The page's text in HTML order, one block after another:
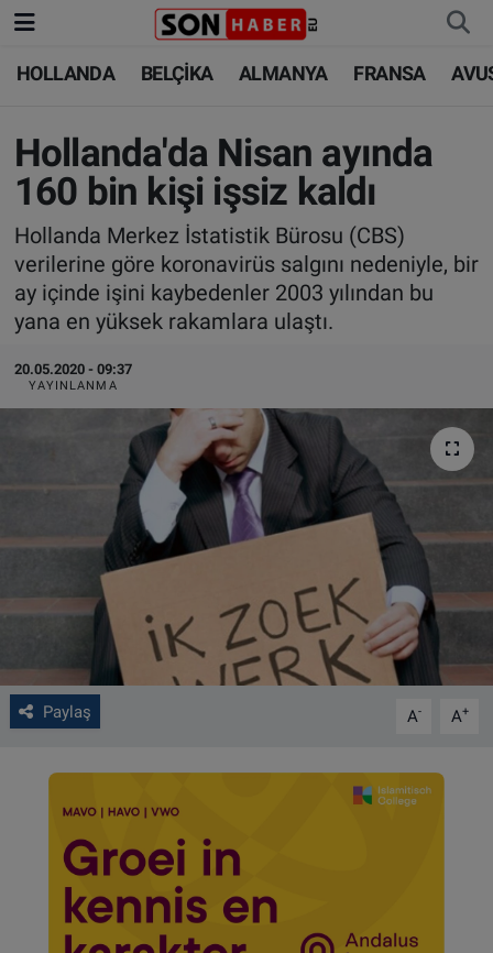
HOLLANDA BELÇİKA ALMANYA FRANSA
Hollanda'da Nisan ayında
160 bin kişi işsiz kaldı
Hollanda Merkez İstatistik Bürosu (CBS)
verilerine göre koronavirüs salgını nedeniyle, bir
ay içinde işini kaybedenler 2003 yılından bu
yana en yüksek rakamlara ulaştı.
20.05.2020 - 09:37
YAYINLANMA
Paylaş A- A+
HOLLANDA
BELÇİKA
ALMANYA
FRANSA
AVUSTURYA
SAĞLIK - YAŞAM
BİLİM-TEKNOLOJİ
HOLLANDA
BELÇİKA
ALMANYA
TÜRKİYE
DÜNYA
BİLİM-TEKNOLOJİ
FOTO GALERİ
VIDEO GALERİ
ALGEMENE VOORWAARDEN
CONTACT
Çerez Politikası
Nöbetçi Eczaneler
Hava Durumu
Trafik Durumu
Süper Lig Puan Durumu ve Fikstür
Tüm Manşetler
Son Dakika Haberleri
Haber Arşivi